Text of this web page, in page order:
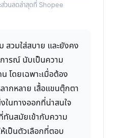
ส่วนลดล่าสุดที่ Shopee
สวมใส่สบาย และยังคง
ารณ์ นับเป็นความ
โดยเฉพาะเมื่อต้อง
ากหลาย เสื้อแขนตุ๊กตา
ในทางออกที่น่าสนใจ
นสมัยเข้ากับความ
เป็นตัวเลือกที่ตอบ